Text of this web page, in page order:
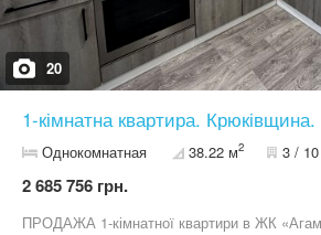
20
1-кімнатна квартира. Крюківщина.
Однокомнатная 38.22 м2 3 /
2 685 756 грн.
ПРОДАЖА 1-кімнатної квартири в ЖК